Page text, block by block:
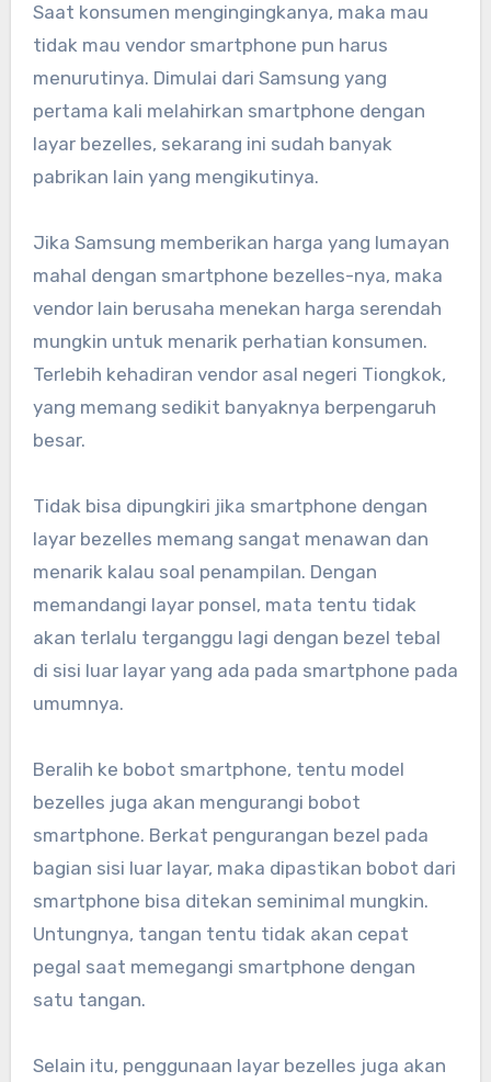
Saat konsumen mengingingkanya, maka mau
tidak mau vendor smartphone pun harus
menurutinya. Dimulai dari Samsung yang
pertama kali melahirkan smartphone dengan
layar bezelles, sekarang ini sudah banyak
pabrikan lain yang mengikutinya.
Jika Samsung memberikan harga yang lumayan
mahal dengan smartphone bezelles-nya, maka
vendor lain berusaha menekan harga serendah
mungkin untuk menarik perhatian konsumen.
Terlebih kehadiran vendor asal negeri Tiongkok,
yang memang sedikit banyaknya berpengaruh
besar.
Tidak bisa dipungkiri jika smartphone dengan
layar bezelles memang sangat menawan dan
menarik kalau soal penampilan. Dengan
memandangi layar ponsel, mata tentu tidak
akan terlalu terganggu lagi dengan bezel tebal
di sisi luar layar yang ada pada smartphone pada
umumnya.
Beralih ke bobot smartphone, tentu model
bezelles juga akan mengurangi bobot
smartphone. Berkat pengurangan bezel pada
bagian sisi luar layar, maka dipastikan bobot dari
smartphone bisa ditekan seminimal mungkin.
Untungnya, tangan tentu tidak akan cepat
pegal saat memegangi smartphone dengan
satu tangan.
Selain itu, penggunaan layar bezelles juga akan